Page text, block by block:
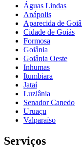
Águas Lindas
Anápolis
Aparecida de
Cidade de Goiás
Formosa
Goiânia
Goiânia Oeste
Inhumas
Itumbiara
Jataí
Luziânia
Senador Canedo
Uruaçu
Valparaíso
Serviços